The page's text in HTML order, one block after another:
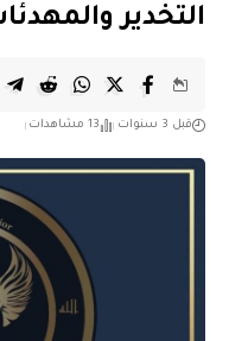
التخدير
قبل 3 سنوات 13 مشاهدات